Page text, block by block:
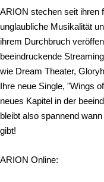
ARION stechen seit ihren
unglaubliche Musikalität
ihrem Durchbruch
beeindruckende
wie Dream Theater,
Ihre neue Single, "Wings
neues Kapitel in der
bleibt also spannend
gibt!
ARION Online: